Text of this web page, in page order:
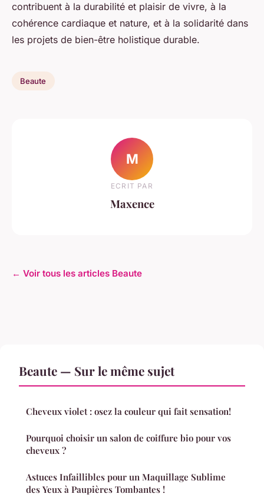
contribuent à la durabilité et plaisir de vivre, à la
cohérence cardiaque et nature, et à la solidarité dans
les projets de bien-être holistique durable.
Beaute
M
ECRIT PAR
Maxence
← Voir tous les articles Beaute
Beaute — Sur le même sujet
Cheveux violet : osez la couleur qui fait sensation!
Pourquoi choisir un salon de coiffure bio pour vos
cheveux ?
Astuces Infaillibles pour un Maquillage Sublime
des Yeux à Paupières Tombantes !